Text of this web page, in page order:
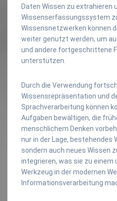
Daten Wissen zu extrahieren
Wissenserfassungssystem
Wissensnetzwerken können
weiter genutzt werden, um
und andere fortgeschrittene
unterstützen.
Durch die Verwendung
Wissensrepräsentation und
Sprachverarbeitung können
Aufgaben bewältigen, die
menschlichem Denken
nur in der Lage,
sondern auch neues Wissen
integrieren, was sie zu einem
Werkzeug in der modernen
Informationsverarbeitung